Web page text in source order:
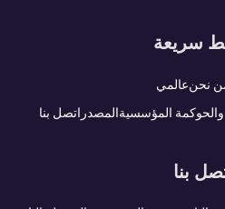
سريعة
نحنعالمي
والحوكمة المؤسسيةالمصدر اتصل بنا
بنا